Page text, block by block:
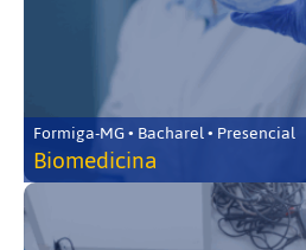
Formiga-MG • Bacharel • Presencial
Biomedicina